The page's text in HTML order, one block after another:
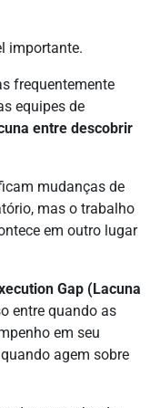
importante.
frequentemente
equipes de
entre descobrir
mudanças de
mas o trabalho
em outro lugar
Gap (Lacuna
entre quando as
em seu
agem sobre